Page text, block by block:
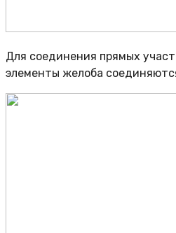
Для соединения прямых
элементы желоба